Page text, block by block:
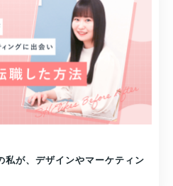
私が、デザインやマーケティン